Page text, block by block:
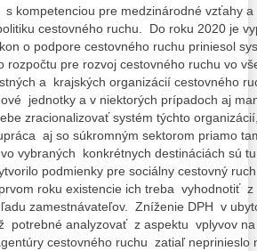
kompetenciou pre medzinárodné vzťahy
cestovného ruchu. Do roku 2020 je
o podpore cestovného ruchu priniesol
pre rozvoj cestovného ruchu vo
a krajských organizácií cestovného
jednotky a v niektorých prípadoch aj
zracionalizovať systém týchto
aj so súkromným sektorom priamo
vybraných konkrétnych destináciách sú
podmienky pre sociálny cestovný
roku existencie ich treba vyhodnotiť z
zamestnávateľov. Zníženie DPH v
potrebné analyzovať z aspektu vplyvov
cestovného ruchu zatiaľ